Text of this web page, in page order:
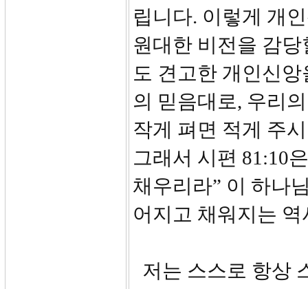
립니다. 이렇게 개
원대한 비전을 감
도 견고한 개인신
의 믿음대로, 우리
작게 펴면 적게 주
그래서 시편 81:10
채우리라” 이 하나
어지고 채워지는
저는 스스로 항상